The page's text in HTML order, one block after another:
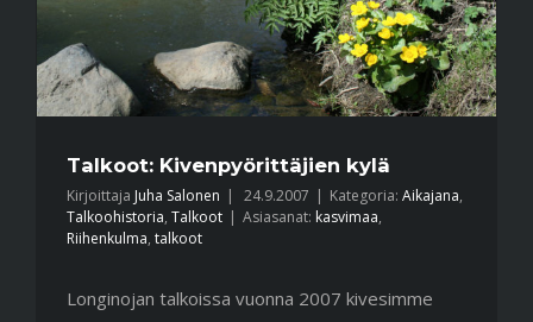
Talkoot: Kivenpyörittäjien kylä
Kirjoittaja Juha Salonen | 24.9.2007 | Kategoria: Aikajana,
Talkoohistoria, Talkoot | Asiasanat: kasvimaa,
Riihenkulma, talkoot
Longinojan talkoissa vuonna 2007 kivesimme